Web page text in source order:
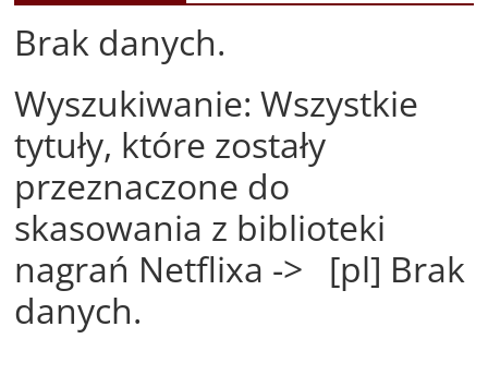
Brak danych.
Wyszukiwanie: Wszystkie
tytuły, które zostały
przeznaczone do
skasowania z biblioteki
nagrań Netflixa -> [pl] Brak
danych.